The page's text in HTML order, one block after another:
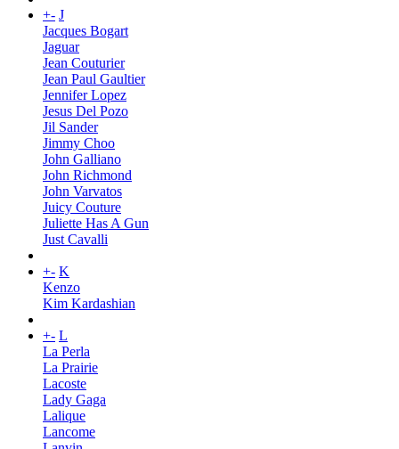
+- J
Jacques Bogart
Jaguar
Jean Couturier
Jean Paul Gaultier
Jennifer Lopez
Jesus Del Pozo
Jil Sander
Jimmy Choo
John Galliano
John Richmond
John Varvatos
Juicy Couture
Juliette Has A Gun
Just Cavalli
+- K
Kenzo
Kim Kardashian
+- L
La Perla
La Prairie
Lacoste
Lady Gaga
Lalique
Lancome